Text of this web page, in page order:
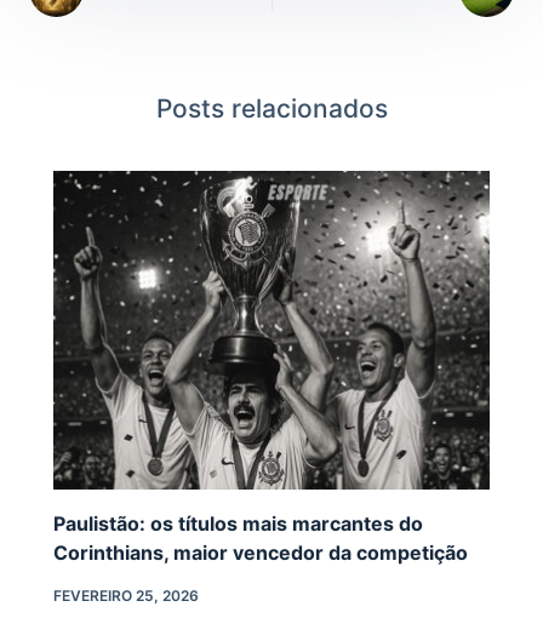
Posts relacionados
Paulistão: os títulos mais marcantes do
Corinthians, maior vencedor da competição
FEVEREIRO 25, 2026